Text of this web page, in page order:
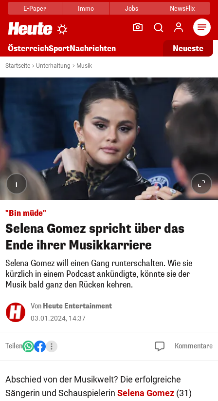
E-Paper Immo Jobs NewsFlix
ÖsterreichSportNachrichten Neueste
Startseite Unterhaltung Musik
i
"Bin müde"
Selena Gomez spricht über das
Ende ihrer Musikkarriere
Selena Gomez will einen Gang runterschalten. Wie sie
kürzlich in einem Podcast ankündigte, könnte sie der
Musik bald ganz den Rücken kehren.
Von Heute Entertainment
03.01.2024, 14:37
Teilen Kommentare
Abschied von der Musikwelt? Die erfolgreiche
Sängerin und Schauspielerin Selena Gomez (31)